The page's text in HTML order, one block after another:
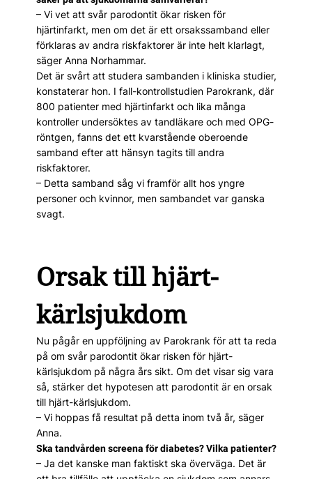
– Vi vet att svår parodontit ökar risken för
hjärtinfarkt, men om det är ett orsakssamband eller
förklaras av andra riskfaktorer är inte helt klarlagt,
säger Anna Norhammar.
Det är svårt att studera sambanden i kliniska studier,
konstaterar hon. I fall-kontroll­studien Parokrank, där
800 patienter med hjärtinfarkt och lika många
kontroller undersöktes av tandläkare och med OPG-
röntgen, fanns det ett kvar­stående oberoende
samband efter att hänsyn tagits till andra
riskfaktorer.
– Detta samband såg vi framför allt hos yngre
personer och kvinnor, men sambandet var ganska
svagt.
Orsak till hjärt-
kärlsjukdom
Nu pågår en uppföljning av Parokrank för att ta reda
på om svår parodontit ökar risken för hjärt-
kärlsjukdom på några års sikt. Om det visar sig vara
så, stärker det hypotesen att parodontit är en orsak
till hjärt-kärlsjukdom.
– Vi hoppas få resultat på detta inom två år, säger
Anna.
Ska tandvården screena för diabetes? Vilka patienter?
– Ja det kanske man faktiskt ska överväga. Det är